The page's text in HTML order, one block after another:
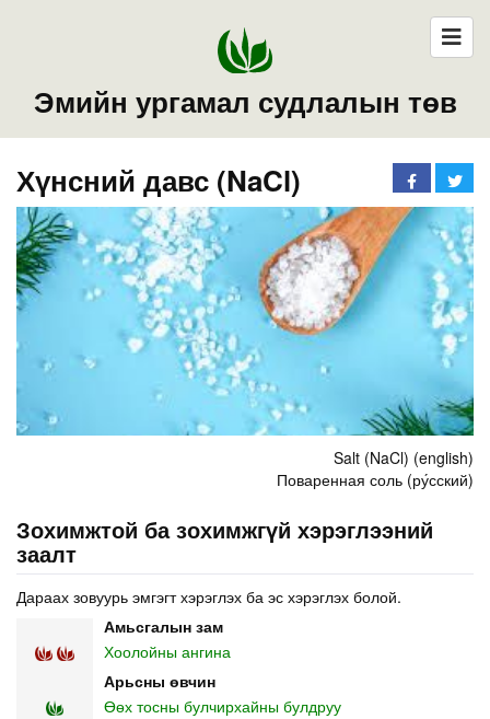
Эмийн ургамал судлалын төв
Хүнсний давс (NaCl)
Salt (NaCl) (english)
Поваренная соль (ру́сский)
Зохимжтой ба зохимжгүй хэрэглээний
заалт
Дараах зовуурь эмгэгт хэрэглэх ба эс хэрэглэх болой.
Амьсгалын зам
Хоолойны ангина
Арьсны өвчин
Өөх тосны булчирхайны булдруу